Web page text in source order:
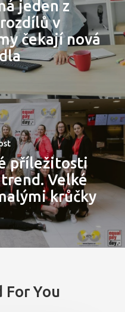
jeden z
v
čekají nová
příležitosti
Velké
krůčky
For You